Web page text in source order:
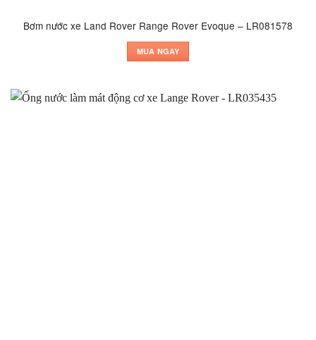
Bơm nước xe Land Rover Range Rover Evoque – LR081578
MUA NGAY